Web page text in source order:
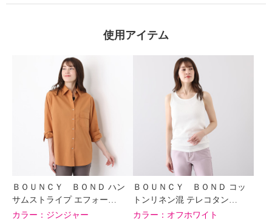
使用アイテム
ＢＯＵＮＣＹ ＢＯＮＤ ハン
サムストライプ エフォー…
カラー： ジンジャー
ＢＯＵＮＣＹ ＢＯＮＤ コッ
トンリネン混 テレコタン…
カラー： オフホワイト